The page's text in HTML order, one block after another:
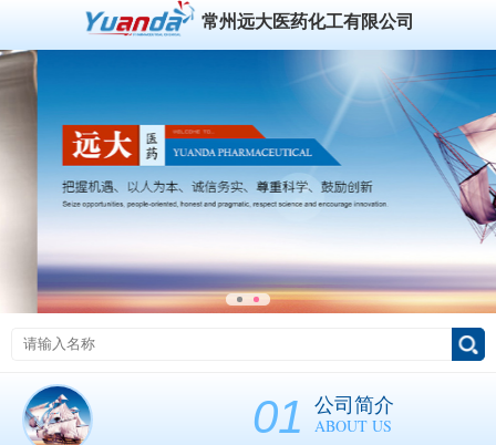
常州远大医药化工有限公司
01 公司简介
ABOUT US